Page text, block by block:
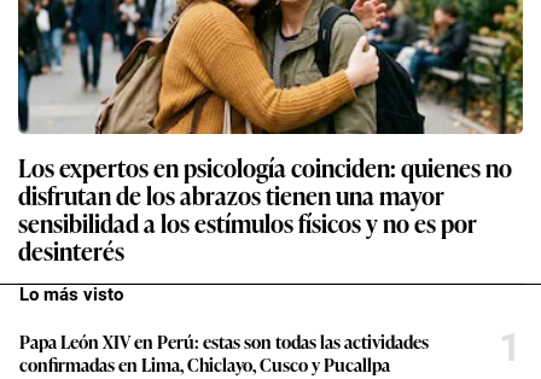
Los expertos en psicología coinciden: quienes no
disfrutan de los abrazos tienen una mayor
sensibilidad a los estímulos físicos y no es por
desinterés
Lo más visto
Papa León XIV en Perú: estas son todas las actividades
confirmadas en Lima, Chiclayo, Cusco y Pucallpa
1